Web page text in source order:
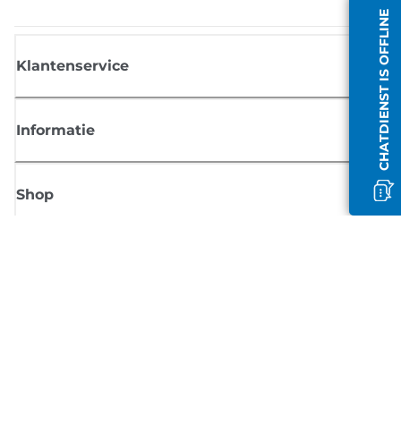
CHATDIENST IS OFFLINE
Klantenservice
Informatie
Shop